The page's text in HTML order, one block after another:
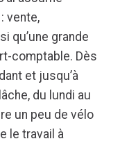
vente,
qu’une grande
comptable. Dès
et jusqu’à
du lundi au
un peu de vélo
le travail à